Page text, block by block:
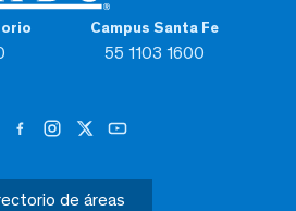
Campus Santa Fe
55 1103 1600
de áreas